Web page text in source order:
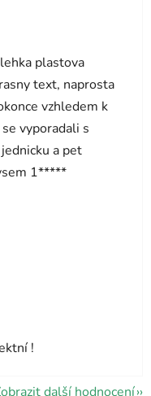
plastova
text, naprosta
vzhledem k
vyporadali s
a pet
1*****
!
další hodnocení